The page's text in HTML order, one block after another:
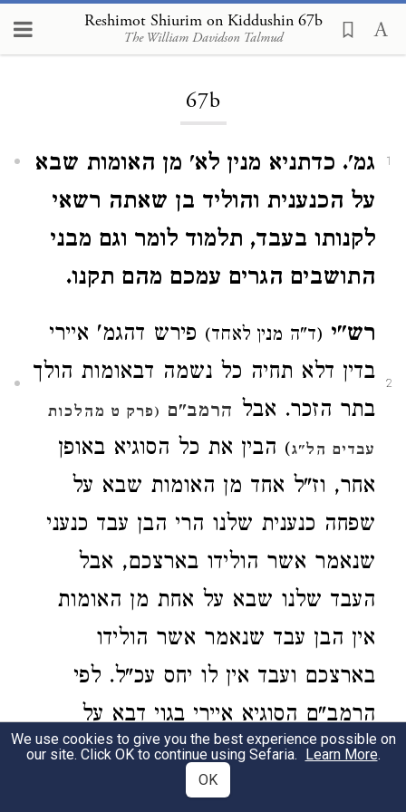
Reshimot Shiurim on Kiddushin 67b
The William Davidson Talmud
Loading...
67b
1
גמ'. כדתניא מנין לא' מן האומות שבא
על הכנענית והוליד בן שאתה רשאי
לקנותו בעבד, תלמוד לומר וגם מבני
התושבים הגרים עמכם מהם תקנו.
2
רש"י (ד"ה מנין לאחד) פירש דהגמ' איירי
בדין דלא תחיה כל נשמה דבאומות הולך
בתר הזכר. אבל הרמב"ם (פרק ט מהלכות
עבדים הל"ג) הבין את כל הסוגיא באופן
אחר, וז"ל אחד מן האומות שבא על
שפחה כנענית שלנו הרי הבן עבד כנעני
שנאמר אשר הולידו בארצכם, אבל
העבד שלנו שבא על אחת מן האומות
אין הבן עבד שנאמר אשר הולידו
בארצכם ועבד אין לו יחס עכ"ל. לפי
הרמב"ם הסוגיא איירי בגוי דבא על
שפחה כנענית או בעבד כנעני שבא על
גויה והדין הוא דתמיד הולכין בתר האם.
We use cookies to give you the best experience possible on
our site. Click OK to continue using Sefaria. Learn More.
OK